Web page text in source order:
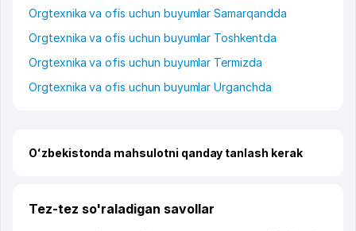
Orgtexnika va ofis uchun buyumlar Samarqandda
Orgtexnika va ofis uchun buyumlar Toshkentda
Orgtexnika va ofis uchun buyumlar Termizda
Orgtexnika va ofis uchun buyumlar Urganchda
Oʻzbekistonda mahsulotni qanday tanlash kerak
Tez-tez so'raladigan savollar